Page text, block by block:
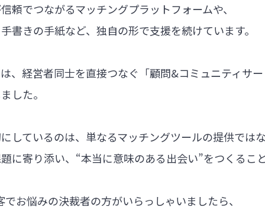
頼でつながるマッチングプラットフォームや、
書きの手紙など、独自の形で支援を続けています。
、経営者同士を直接つなぐ「顧問&コミュニティサ
した。
しているのは、単なるマッチングツールの提供では
に寄り添い、“本当に意味のある出会い”をつくるこ
お悩みの決裁者の方がいらっしゃいましたら、